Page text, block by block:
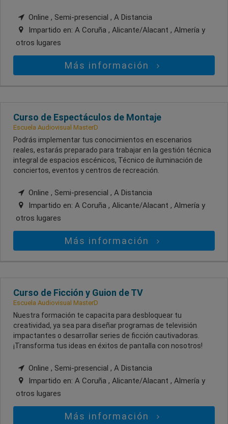
Online , Semi-presencial , A Distancia
Impartido en: A Coruña , Alicante/Alacant , Almería y
otros lugares
Más información
Curso de Espectáculos de Montaje
Escuela Audiovisual MasterD
Podrás implementar tus conocimientos en escenarios
reales, estarás preparado para trabajar en la gestión técnica
integral de espacios escénicos, Técnico de iluminación de
conciertos, eventos y centros de recreación.
Online , Semi-presencial , A Distancia
Impartido en: A Coruña , Alicante/Alacant , Almería y
otros lugares
Más información
Curso de Ficción y Guion de TV
Escuela Audiovisual MasterD
Nuestra formación te capacita para desbloquear tu
creatividad, ya sea para diseñar programas de televisión
impactantes o desarrollar series de ficción cautivadoras.
¡Transforma tus ideas en éxitos de pantalla con nosotros!
Online , Semi-presencial , A Distancia
Impartido en: A Coruña , Alicante/Alacant , Almería y
otros lugares
Más información